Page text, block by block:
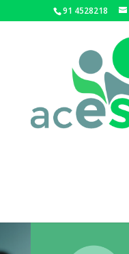
91 4528218